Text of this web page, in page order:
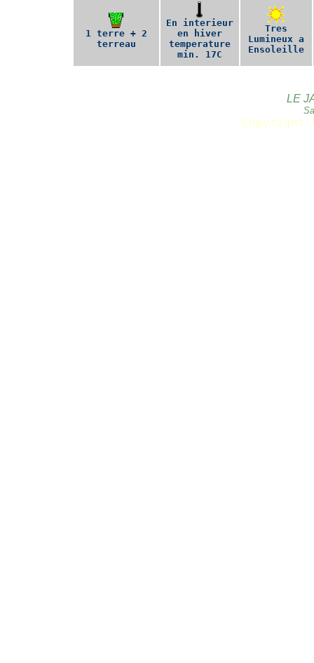
1 terre + 2
terreau
En interieur
en hiver
temperature
min. 17C
Tres
Lumineux a
Ensoleille
LE
Copyright